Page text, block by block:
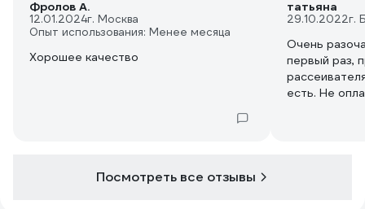
Фролов А.
12.01.2024г. Москва
Опыт использования: Менее месяца
Хорошее качество
татьяна
29.10.2022г.
Очень
первый раз,
есть. Не
Посмотреть все отзывы